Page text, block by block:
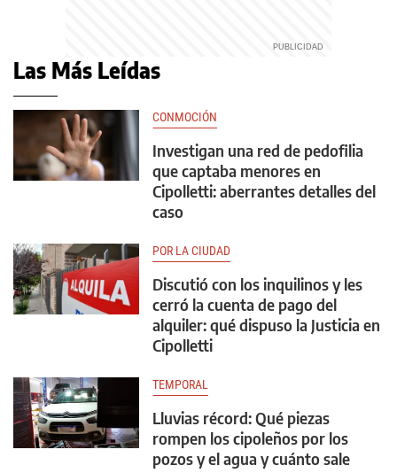
Las Más Leídas
CONMOCIÓN
Investigan una red de pedofilia
que captaba menores en
Cipolletti: aberrantes detalles del
caso
POR LA CIUDAD
Discutió con los inquilinos y les
cerró la cuenta de pago del
alquiler: qué dispuso la Justicia en
Cipolletti
TEMPORAL
Lluvias récord: Qué piezas
rompen los cipoleños por los
pozos y el agua y cuánto sale